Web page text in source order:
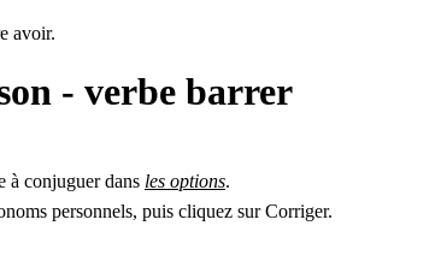
avoir.
- verbe barrer
à conjuguer dans les options.
personnels, puis cliquez sur Corriger.